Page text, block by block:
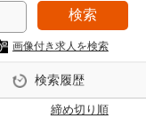
検索
画像付き求人を検索
検索履歴
締め切り順